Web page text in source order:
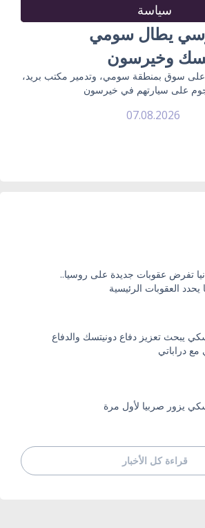
سياسة
يطال سومي
وخيرسون
سوق بمنطقة سومي، وتدمير مكتب بريد،
على سيارتهم في خيرسون
07.08.2026
تفرض عقوبات جديدة على روسيا..
يحدد العقوبات الرئيسية
يبحث تعزيز دفاع دونيتسك والدفاع
مع دراباتي
يزور صربيا لأول مرة
قراءة كل الأخبار